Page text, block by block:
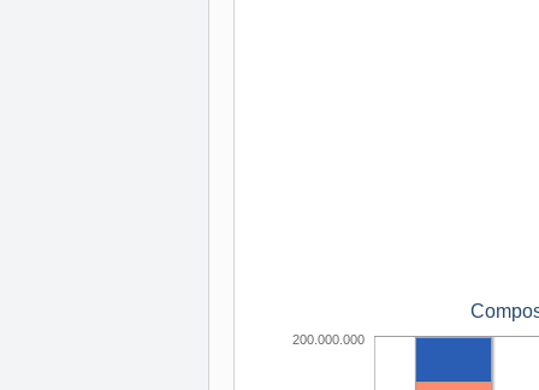
200.000.000